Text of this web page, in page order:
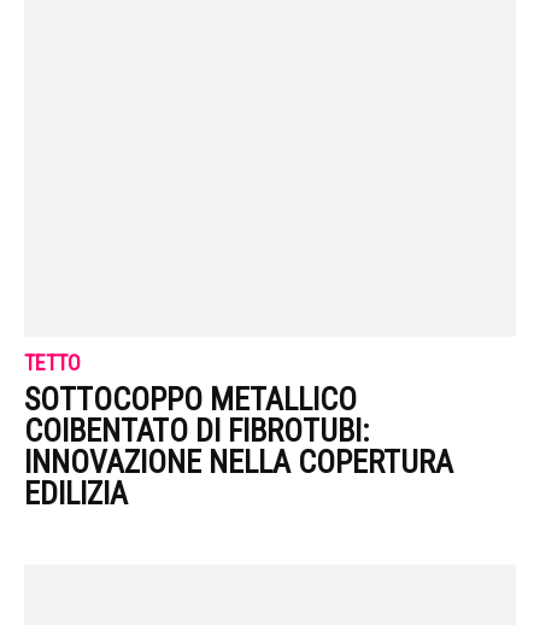
TETTO
SOTTOCOPPO METALLICO
COIBENTATO DI FIBROTUBI:
INNOVAZIONE NELLA COPERTURA
EDILIZIA